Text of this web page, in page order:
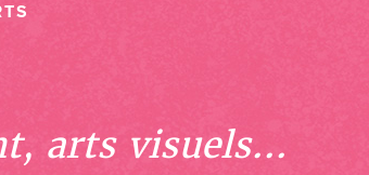
arts visuels...